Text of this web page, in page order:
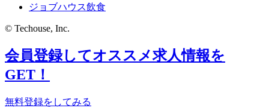
ジョブハウス飲食
© Techouse, Inc.
会員登録してオススメ求人情報を
GET！
無料登録をしてみる